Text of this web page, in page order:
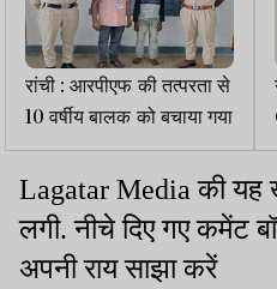
रांची : आरपीएफ की तत्परता से
10 वर्षीय बालक को बचाया गया
Lagatar Mediaकी यह
लगी.नीचे दिए गए कमेंट
अपनी राय साझा करें